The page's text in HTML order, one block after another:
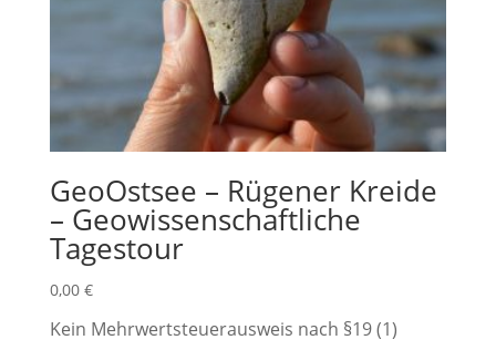
GeoOstsee – Rügener Kreide
– Geowissenschaftliche
Tagestour
0,00 €
Kein Mehrwertsteuerausweis nach §19 (1)